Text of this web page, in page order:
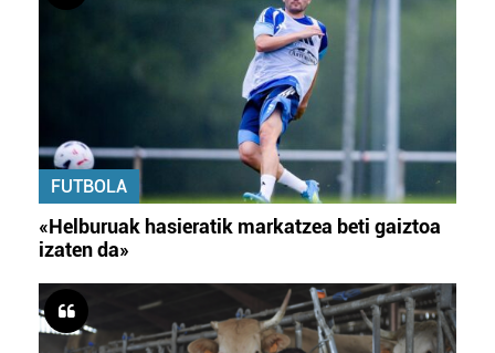
FUTBOLA
«Helburuak hasieratik markatzea beti gaiztoa
izaten da»